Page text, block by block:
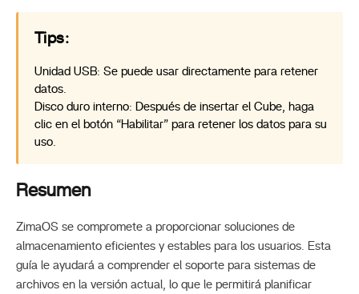
Tips:
Unidad USB: Se puede usar directamente para retener
datos.
Disco duro interno: Después de insertar el Cube, haga
clic en el botón “Habilitar” para retener los datos para su
uso.
Resumen
ZimaOS se compromete a proporcionar soluciones de
almacenamiento eficientes y estables para los usuarios. Esta
guía le ayudará a comprender el soporte para sistemas de
archivos en la versión actual, lo que le permitirá planificar